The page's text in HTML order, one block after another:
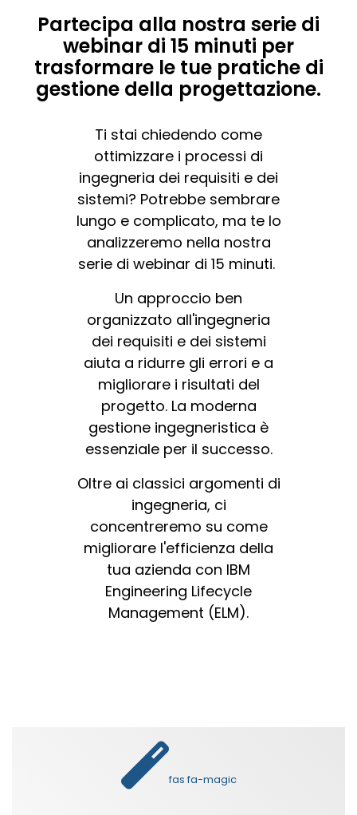
Partecipa alla nostra serie di
webinar di 15 minuti per
trasformare le tue pratiche di
gestione della progettazione.
Ti stai chiedendo come
ottimizzare i processi di
ingegneria dei requisiti e dei
sistemi? Potrebbe sembrare
lungo e complicato, ma te lo
analizzeremo nella nostra
serie di webinar di 15 minuti.
Un approccio ben
organizzato all'ingegneria
dei requisiti e dei sistemi
aiuta a ridurre gli errori e a
migliorare i risultati del
progetto. La moderna
gestione ingegneristica è
essenziale per il successo.
Oltre ai classici argomenti di
ingegneria, ci
concentreremo su come
migliorare l'efficienza della
tua azienda con IBM
Engineering Lifecycle
Management (ELM).
fas fa-magic